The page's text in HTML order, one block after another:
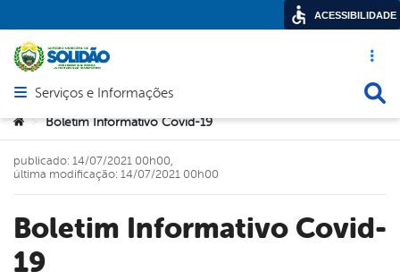
Acesso
Abrir menu principal de navegação
Serviços e Informações
Você está aqui:
> Boletim Informativo Covid-19
Boletim Informativo Covid-
19
publicado: 14/07/2021 00h00,
última modificação: 14/07/2021 00h00
ACESSIBILIDADE